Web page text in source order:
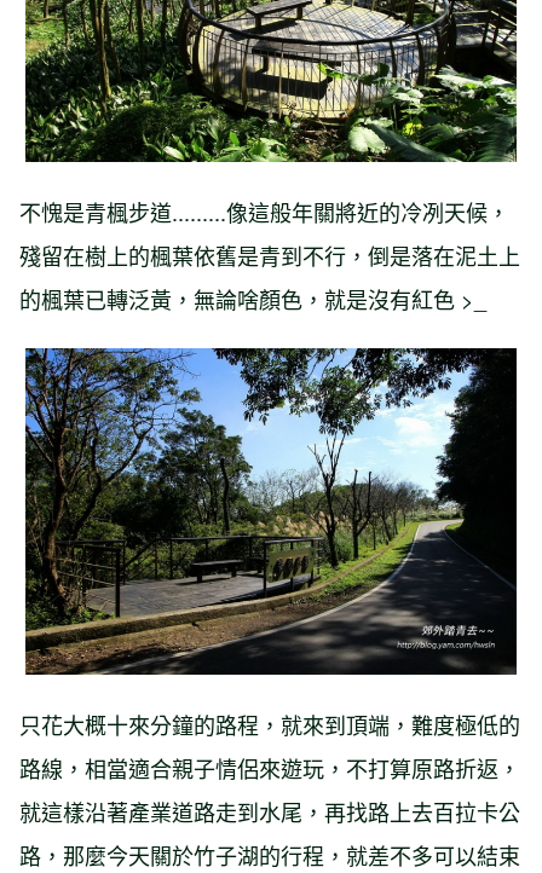
不愧是青楓步道.........像這般年關將近的冷冽天候，
殘留在樹上的楓葉依舊是青到不行，倒是落在泥土上
的楓葉已轉泛黃，無論啥顏色，就是沒有紅色 >_
只花大概十來分鐘的路程，就來到頂端，難度極低的
路線，相當適合親子情侶來遊玩，不打算原路折返，
就這樣沿著產業道路走到水尾，再找路上去百拉卡公
路，那麼今天關於竹子湖的行程，就差不多可以結束